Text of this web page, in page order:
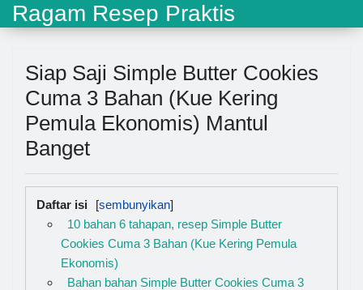
Ragam Resep Praktis
Siap Saji Simple Butter Cookies
Cuma 3 Bahan (Kue Kering
Pemula Ekonomis) Mantul
Banget
Daftar isi
10 bahan 6 tahapan, resep Simple Butter
Cookies Cuma 3 Bahan (Kue Kering Pemula
Ekonomis)
Bahan bahan Simple Butter Cookies Cuma 3